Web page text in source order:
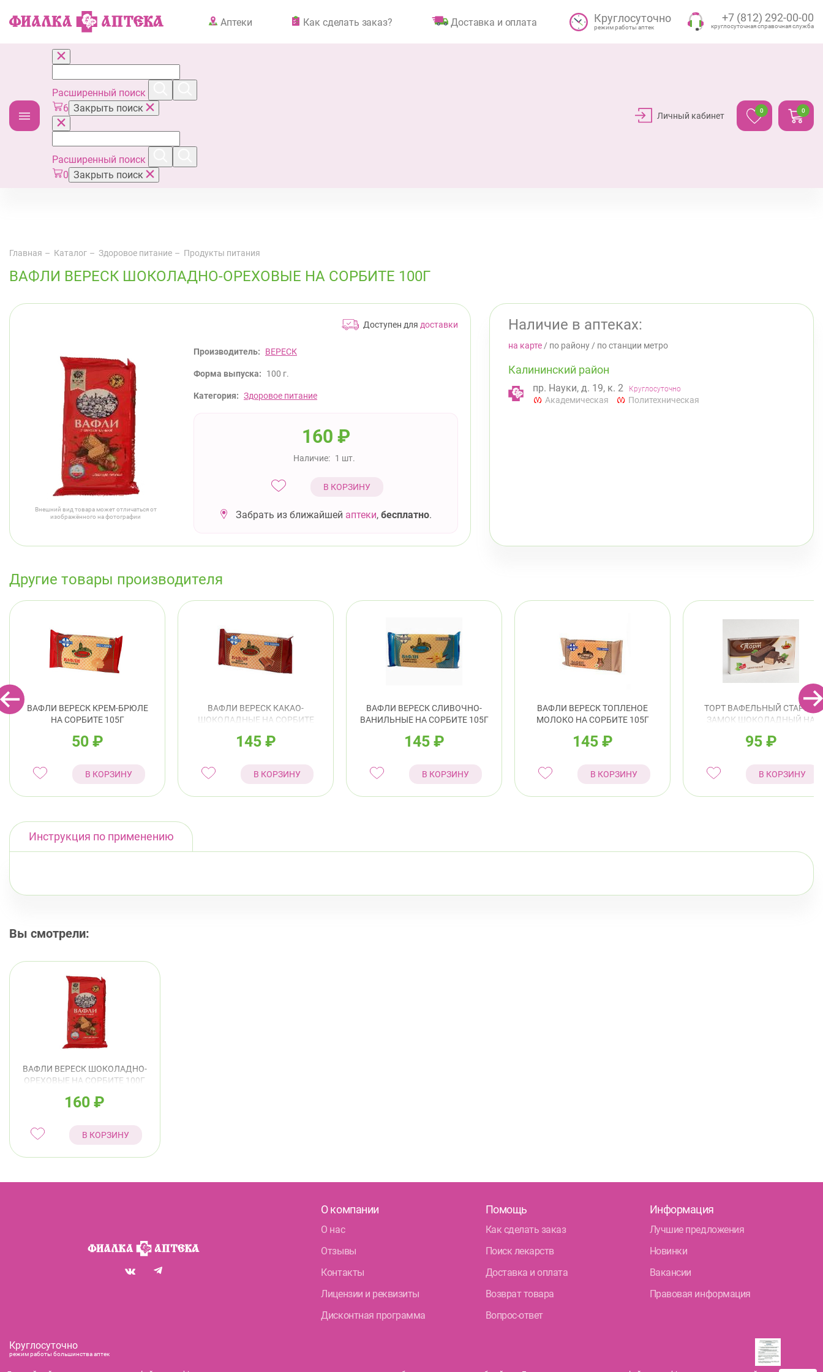
Аптеки Как сделать заказ? Доставка и оплата Круглосуточно
режим работы аптек
+7 (812) 292-00-00
круглосуточная справочная служба
Расширенный поиск
6 Закрыть поиск
Расширенный поиск
0 Закрыть поиск
Личный кабинет
0 0
Главная Каталог Здоровое питание Продукты питания
ВАФЛИ ВЕРЕСК ШОКОЛАДНО-ОРЕХОВЫЕ НА СОРБИТЕ 100Г
Доступен для доставки
Внешний вид товара может отличаться от
изображённого на фотографии
Производитель: ВЕРЕСК
Форма выпуска: 100 г.
Категория: Здоровое питание
160 ₽
Наличие: 1 шт.
В КОРЗИНУ
Забрать из ближайшей аптеки, бесплатно.
Наличие в аптеках:
на карте / по району / по станции метро
Калининский район
пр. Науки, д. 19, к. 2 Круглосуточно
Академическая Политехническая
Другие товары производителя
ВАФЛИ ВЕРЕСК КРЕМ-БРЮЛЕ
НА СОРБИТЕ 105Г
50 ₽
В КОРЗИНУ
ВАФЛИ ВЕРЕСК КАКАО-
ШОКОЛАДНЫЕ НА СОРБИТЕ
145 ₽
В КОРЗИНУ
ВАФЛИ ВЕРЕСК СЛИВОЧНО-
ВАНИЛЬНЫЕ НА СОРБИТЕ 105Г
145 ₽
В КОРЗИНУ
ВАФЛИ ВЕРЕСК ТОПЛЕНОЕ
МОЛОКО НА СОРБИТЕ 105Г
145 ₽
В КОРЗИНУ
ТОРТ ВАФЕЛЬНЫЙ СТАРЫЙ
ЗАМОК ШОКОЛАДНЫЙ НА
95 ₽
В КОРЗИНУ
Инструкция по применению
Вы смотрели:
ВАФЛИ ВЕРЕСК ШОКОЛАДНО-
ОРЕХОВЫЕ НА СОРБИТЕ 100Г
160₽
В КОРЗИНУ
О компании
О нас
Отзывы
Контакты
Лицензии и реквизиты
Дисконтная программа
Помощь
Как сделать заказ
Поиск лекарств
Доставка и оплата
Возврат товара
Вопрос-ответ
Информация
Лучшие предложения
Новинки
Вакансии
Правовая информация
Круглосуточно
режим работы большинства аптек